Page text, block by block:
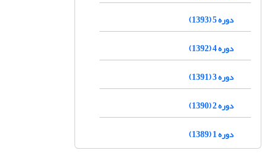
دوره 5 (1393)
دوره 4 (1392)
دوره 3 (1391)
دوره 2 (1390)
دوره 1 (1389)